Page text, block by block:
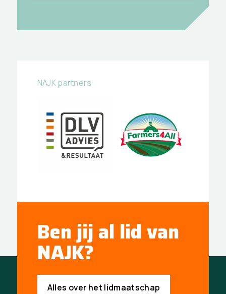
NAJK partners
Ben jij al lid van
NAJK?
Alles over het lidmaatschap